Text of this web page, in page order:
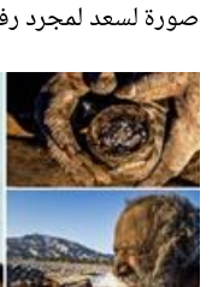
صورة لسعد لمجرد